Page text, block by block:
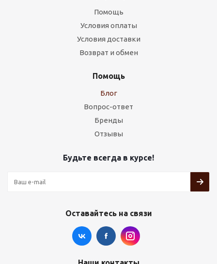
Помощь
Условия оплаты
Условия доставки
Возврат и обмен
Помощь
Блог
Вопрос-ответ
Бренды
Отзывы
Будьте всегда в курсе!
Оставайтесь на связи